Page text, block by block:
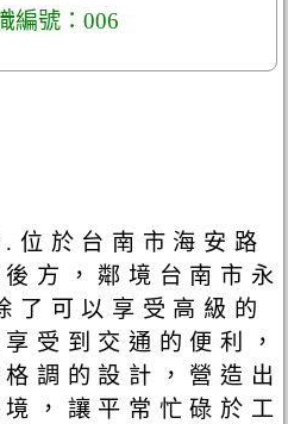
編號：006
位於台南市海安路
方，鄰境台南市永
了可以享受高級的
受到交通的便利，
調的設計，營造出
，讓平常忙碌於工